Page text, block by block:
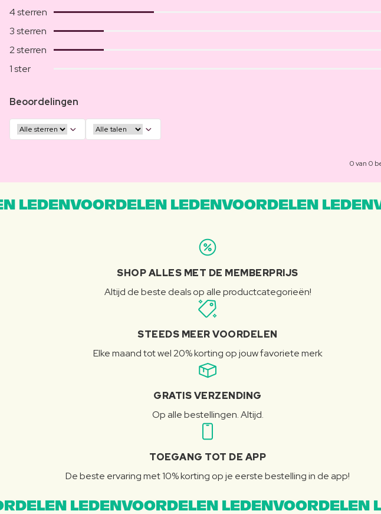
4 sterren
3 sterren
2 sterren
1 ster
Beoordelingen
0 van 0
LEDENVOORDELEN LEDENVOORDELEN
SHOP ALLES MET DE MEMBERPRIJS
Altijd de beste deals op alle productcategorieën!
STEEDS MEER VOORDELEN
Elke maand tot wel 20% korting op jouw favoriete merk
GRATIS VERZENDING
Op alle bestellingen. Altijd.
TOEGANG TOT DE APP
De beste ervaring met 10% korting op je eerste bestelling in de app!
LEDENVOORDELEN